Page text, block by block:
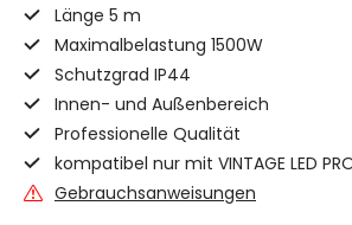
Länge 5 m
Maximalbelastung 1500W
Schutzgrad IP44
Innen- und Außenbereich
Professionelle Qualität
kompatibel nur mit VINTAGE LED
Gebrauchsanweisungen